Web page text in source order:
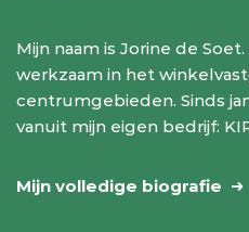
Mijn naam is Jorine de
werkzaam in het
centrumgebieden. Sinds
vanuit mijn eigen bedrijf:
Mijn volledige biografie